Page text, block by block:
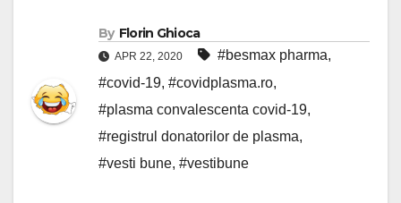
By Florin Ghioca
APR 22, 2020 #besmax pharma,
#covid-19, #covidplasma.ro,
#plasma convalescenta covid-19,
#registrul donatorilor de plasma,
#vesti bune, #vestibune